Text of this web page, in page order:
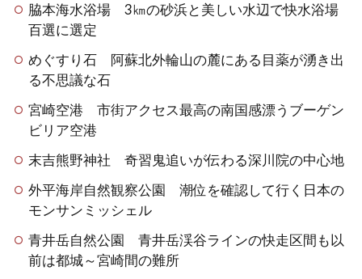
脇本海水浴場 3㎞の砂浜と美しい水辺で快水浴場
百選に選定
めぐすり石 阿蘇北外輪山の麓にある目薬が湧き出
る不思議な石
宮崎空港 市街アクセス最高の南国感漂うブーゲン
ビリア空港
末吉熊野神社 奇習鬼追いが伝わる深川院の中心地
外平海岸自然観察公園 潮位を確認して行く日本の
モンサンミッシェル
青井岳自然公園 青井岳渓谷ラインの快走区間も以
前は都城～宮崎間の難所